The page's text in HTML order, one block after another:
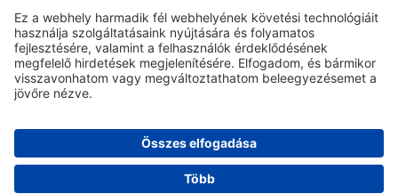
YouTube
E-mail
AKTOBIS AG
BORSIGSTR. 20
63110 RODGAU / NÉMETORSZÁG
TEL: +49 6106 284230